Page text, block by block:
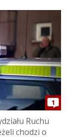
1
Ruchu
chodzi o